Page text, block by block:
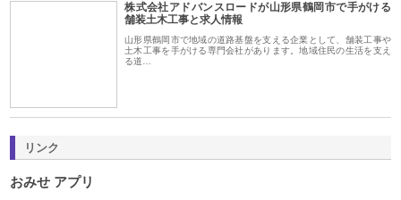
株式会社アドバンスロードが山形県鶴岡市で手がける
舗装土木工事と求人情報
山形県鶴岡市で地域の道路基盤を支える企業として、舗装工事や
土木工事を手がける専門会社があります。地域住民の生活を支え
る道…
リンク
おみせ アプリ